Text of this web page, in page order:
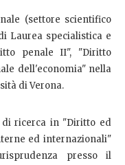
(settore scientifico
Laurea specialistica e
penale II", "Diritto
dell'economia" nella
di Verona.
di ricerca in "Diritto ed
ed internazionali"
presso il